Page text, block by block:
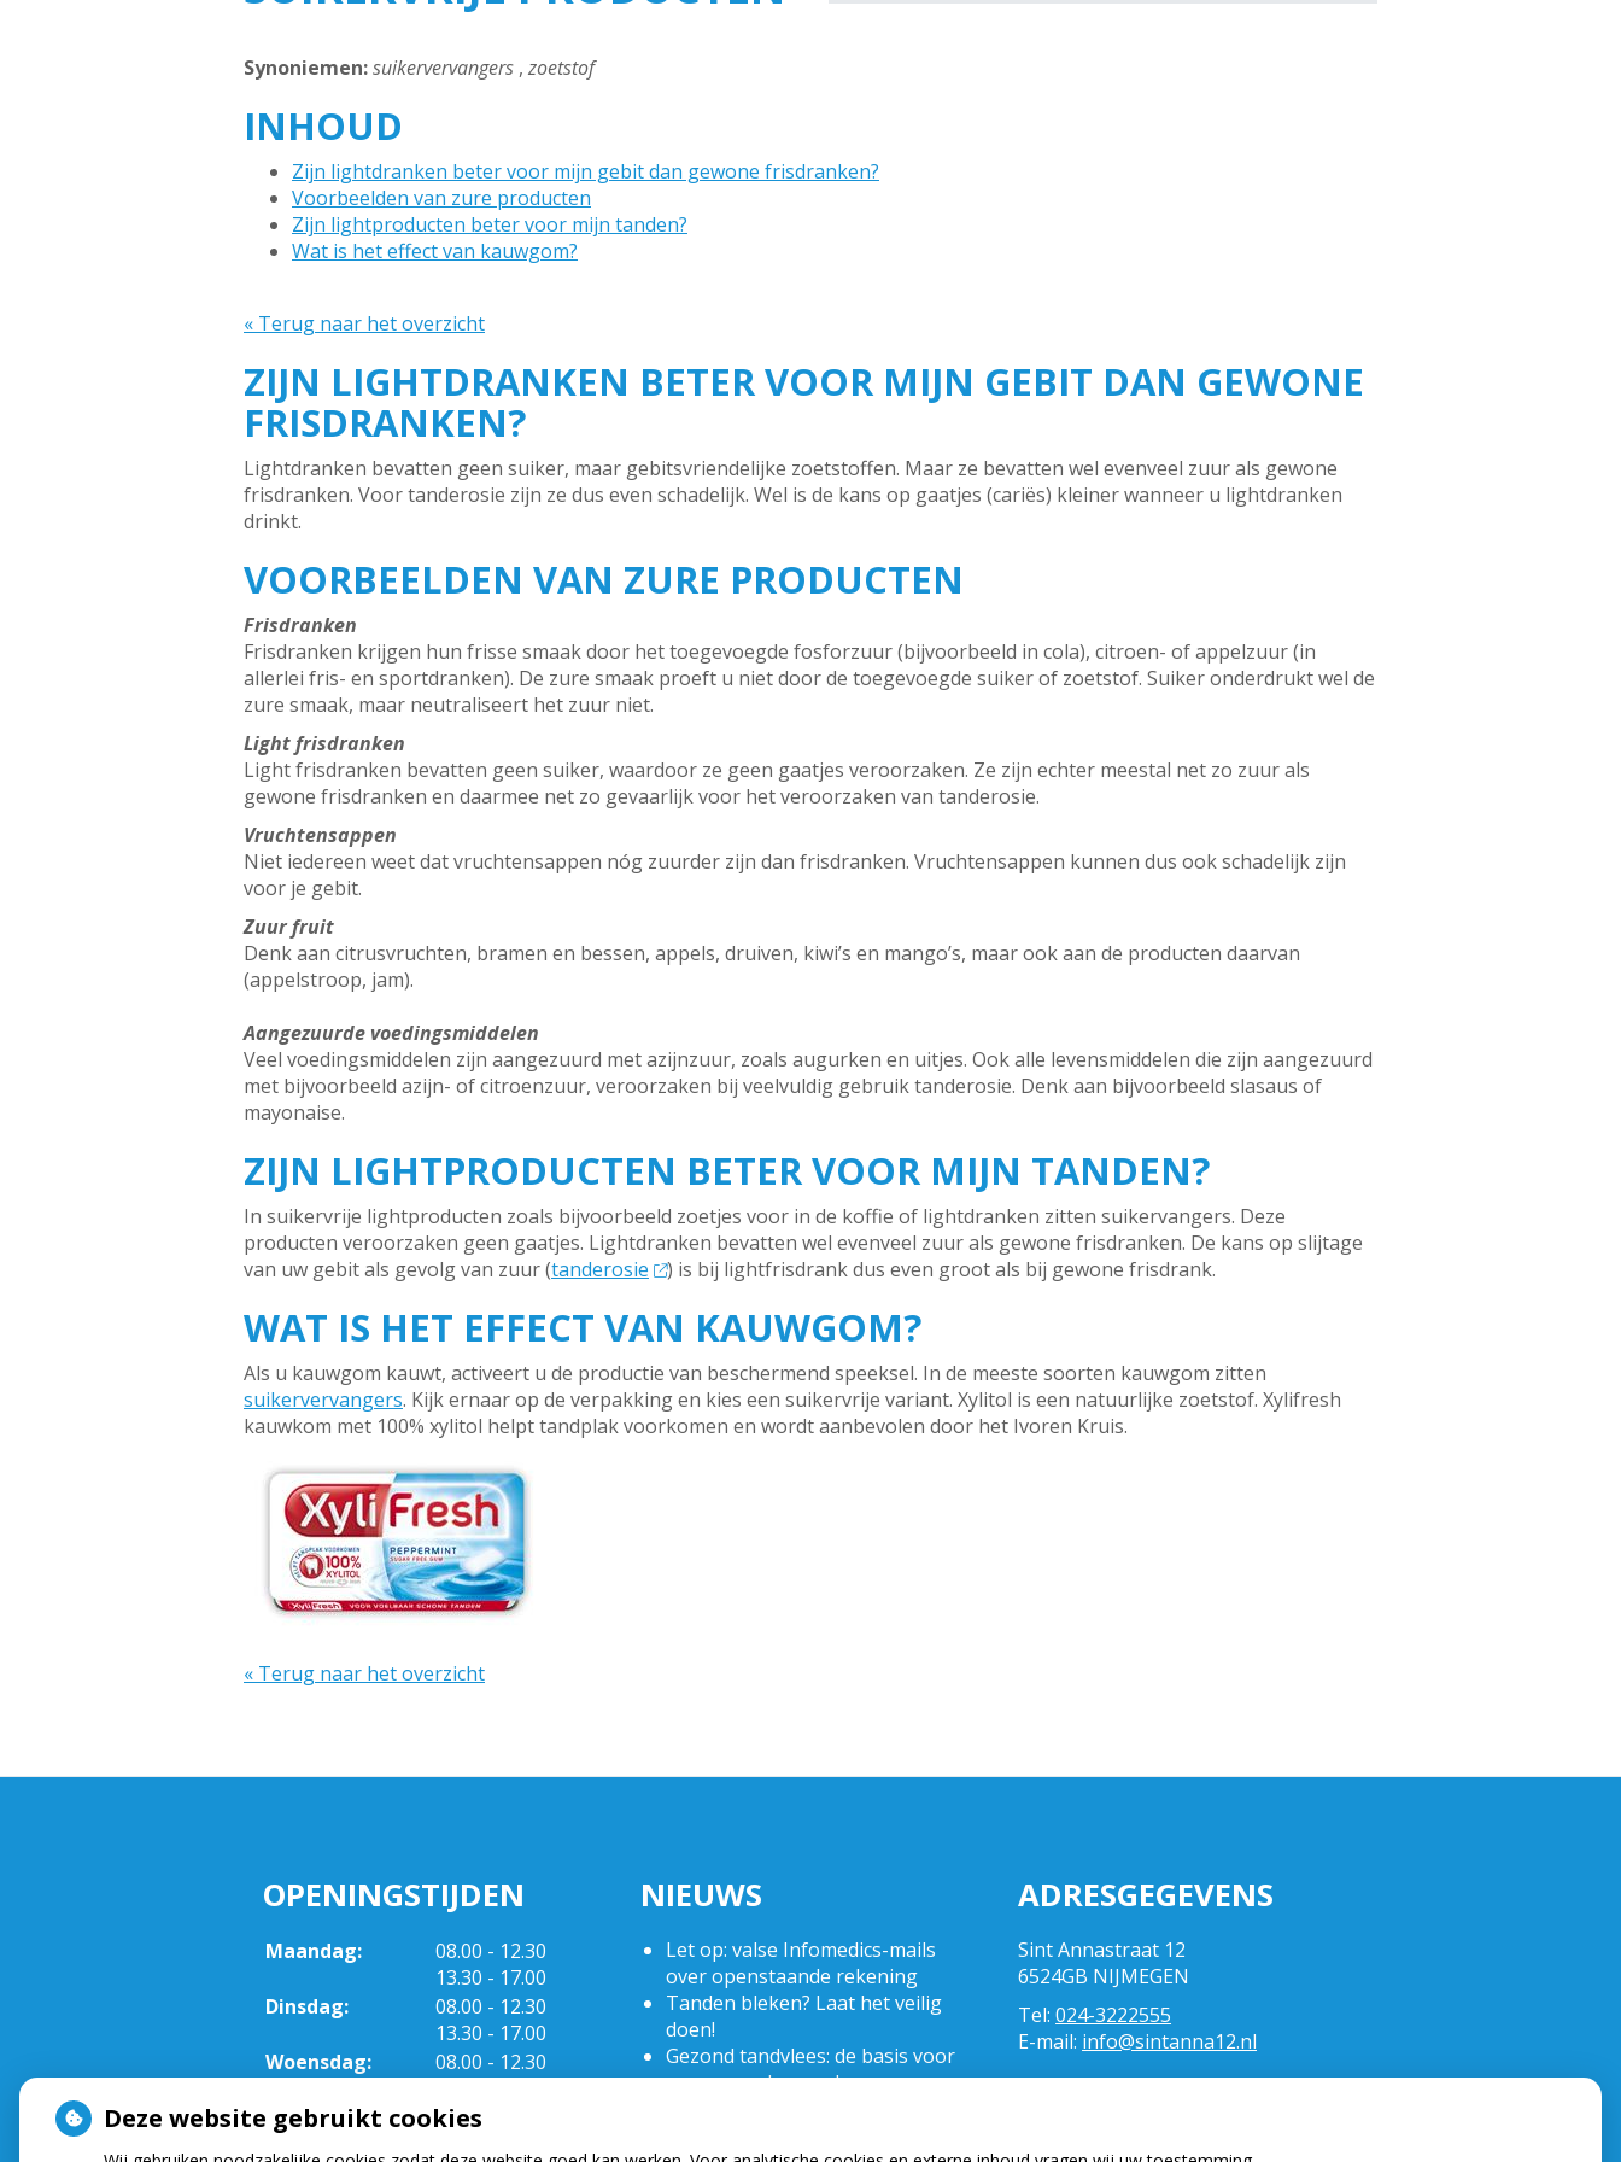
Synoniemen:suikervervangers , zoetstof
INHOUD
Zijn lightdranken beter voor mijn gebit dan gewone frisdranken?
Voorbeelden van zure producten
Zijn lightproducten beter voor mijn tanden?
Wat is het effect van kauwgom?
« Terug naar het overzicht
ZIJN LIGHTDRANKEN BETER VOOR MIJN GEBIT DAN GEWONE
FRISDRANKEN?
Lightdranken bevatten geen suiker, maar gebitsvriendelijke zoetstoffen. Maar ze bevatten wel evenveel zuur als gewone
frisdranken. Voor tanderosie zijn ze dus even schadelijk. Wel is de kans op gaatjes (cariës) kleiner wanneer u lightdranken
drinkt.
VOORBEELDEN VAN ZURE PRODUCTEN
Frisdranken
Frisdranken krijgen hun frisse smaak door het toegevoegde fosforzuur (bijvoorbeeld in cola), citroen- of appelzuur (in
allerlei fris- en sportdranken). De zure smaak proeft u niet door de toegevoegde suiker of zoetstof. Suiker onderdrukt wel de
zure smaak, maar neutraliseert het zuur niet.
Light frisdranken
Light frisdranken bevatten geen suiker, waardoor ze geen gaatjes veroorzaken. Ze zijn echter meestal net zo zuur als
gewone frisdranken en daarmee net zo gevaarlijk voor het veroorzaken van tanderosie.
Vruchtensappen
Niet iedereen weet dat vruchtensappen nóg zuurder zijn dan frisdranken. Vruchtensappen kunnen dus ook schadelijk zijn
voor je gebit.
Zuur fruit
Denk aan citrusvruchten, bramen en bessen, appels, druiven, kiwi’s en mango’s, maar ook aan de producten daarvan
(appelstroop, jam).
Aangezuurde voedingsmiddelen
Veel voedingsmiddelen zijn aangezuurd met azijnzuur, zoals augurken en uitjes. Ook alle levensmiddelen die zijn aangezuurd
met bijvoorbeeld azijn- of citroenzuur, veroorzaken bij veelvuldig gebruik tanderosie. Denk aan bijvoorbeeld slasaus of
mayonaise.
ZIJN LIGHTPRODUCTEN BETER VOOR MIJN TANDEN?
In suikervrije lightproducten zoals bijvoorbeeld zoetjes voor in de koffie of lightdranken zitten suikervangers. Deze
producten veroorzaken geen gaatjes. Lightdranken bevatten wel evenveel zuur als gewone frisdranken. De kans op slijtage
van uw gebit als gevolg van zuur (tanderosie ) is bij lightfrisdrank dus even groot als bij gewone frisdrank.
WAT IS HET EFFECT VAN KAUWGOM?
Als u kauwgom kauwt, activeert u de productie van beschermend speeksel. In de meeste soorten kauwgom zitten
suikervervangers. Kijk ernaar op de verpakking en kies een suikervrije variant. Xylitol is een natuurlijke zoetstof. Xylifresh
kauwkom met 100% xylitol helpt tandplak voorkomen en wordt aanbevolen door het Ivoren Kruis.
« Terug naar het overzicht
OPENINGSTIJDEN
Maandag: 08.00 tot
- 12.30
13.30 tot
- 17.00
Dinsdag:
08.00 tot
- 12.30
13.30 tot
- 17.00
Woensdag:
08.00 tot
- 12.30
Donderdag:
08.00
NIEUWS
Let op: valse Infomedics-mails
over openstaande rekening
Tanden bleken? Laat het veilig
doen!
Gezond tandvlees: de basis voor
een gezonde mond
ADRESGEGEVENS
Sint Annastraat 12
6524GB NIJMEGEN
Tel:024-3222555
E-mail: info@sintanna12.nl
Deze website gebruikt cookies